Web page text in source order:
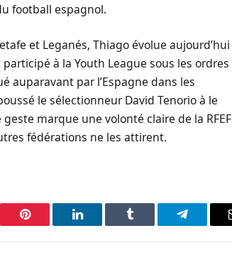
football espagnol.
et Leganés, Thiago évolue aujourd’hui
à la Youth League sous les ordres
auparavant par l’Espagne dans les
le sélectionneur David Tenorio à le
marque une volonté claire de la RFEF
fédérations ne les attirent.
Pinterest LinkedIn Tumblr Telegram